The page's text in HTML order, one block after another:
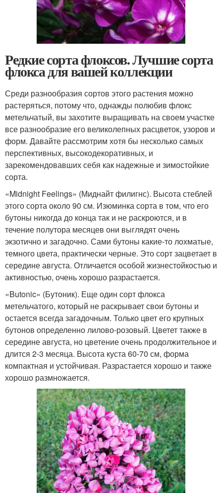
Редкие сорта флоксов. Лучшие сорта
флокса для вашей коллекции
Среди разнообразия сортов этого растения можно
растеряться, потому что, однажды полюбив флокс
метельчатый, вы захотите выращивать на своем участке
все разнообразие его великолепных расцветок, узоров и
форм. Давайте рассмотрим хотя бы несколько самых
перспективных, высокодекоративных, и
зарекомендовавших себя как надежные и зимостойкие
сорта.
«Midnight Feelings» (Миднайт филигнс). Высота стеблей
этого сорта около 90 см. Изюминка сорта в том, что его
бутоны никогда до конца так и не раскроются, и в
течение полутора месяцев они выглядят очень
экзотично и загадочно. Сами бутоны какие-то лохматые,
темного цвета, практически черные. Это сорт зацветает в
середине августа. Отличается особой жизнестойкостью и
активностью, очень хорошо разрастается.
«Butonic» (Бутоник). Еще один сорт флокса
метельчатого, который не раскрывает свои бутоны и
остается всегда загадочным. Только цвет его крупных
бутонов определенно лилово-розовый. Цветет также в
середине августа, но цветение очень продолжительное и
длится 2-3 месяца. Высота куста 60-70 см, форма
компактная и устойчивая. Разрастается хорошо и также
хорошо размножается.